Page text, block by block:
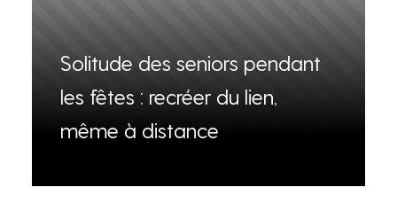
Solitude des seniors pendant
les fêtes : recréer du lien,
même à distance